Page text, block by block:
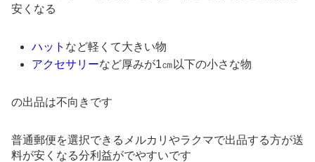
安くなる
ハット など軽くて大きい物
アクセサリーなど厚みが1㎝以下の小さな物
の出品は不向きです
普通郵便を選択できるメルカリやラクマで出品する方が送
料が安くなる分利益がでやすいです